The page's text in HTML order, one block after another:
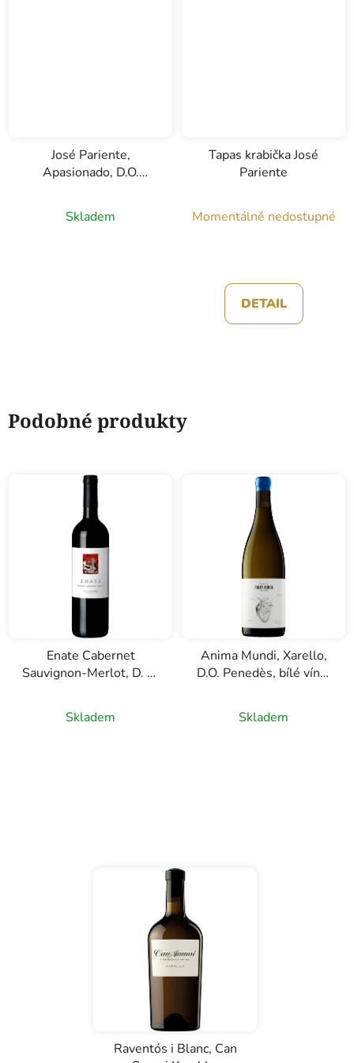
José Pariente,
Apasionado, D.O.
Skladem
Tapas krabička José
Pariente
Momentálně nedostupné
DETAIL
Podobné produkty
Enate Cabernet
Sauvignon-Merlot, D. O.
víno, 0,75l
Skladem
Anima Mundi, Xarello,
D.O. Penedès, bílé víno,
Skladem
Raventós i Blanc, Can